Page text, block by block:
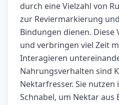
durch eine Vielzahl von
zur Reviermarkierung
Bindungen dienen. Diese
und verbringen viel Zeit
Interagieren
Nahrungsverhalten sind
Nektarfresser. Sie nutzen
Schnabel, um Nektar aus